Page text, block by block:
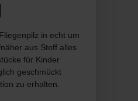
in echt um
aus Stoff alles
für Kinder
geschmückt
zu erhalten.